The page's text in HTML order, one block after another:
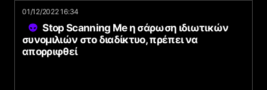
01/12/2022 16:34
Stop Scanning Me η σάρωση ιδιωτικών
συνομιλιών στο διαδίκτυο, πρέπει να
απορριφθεί